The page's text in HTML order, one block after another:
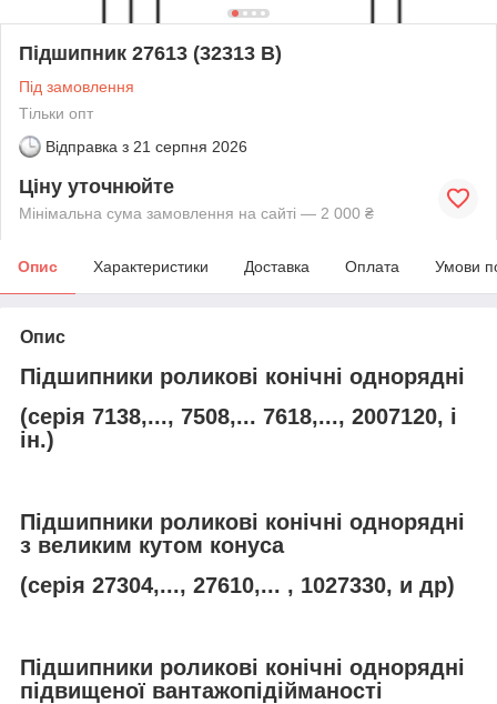
Підшипник 27613 (32313 В)
Під замовлення
Тільки опт
Відправка з 21 серпня 2026
Ціну уточнюйте
Мінімальна сума замовлення на сайті — 2 000 ₴
Опис Характеристики Доставка Оплата Умови
Опис
Підшипники роликові конічні однорядні
(серія 7138,..., 7508,... 7618,..., 2007120, і
ін.)
Підшипники роликові конічні однорядні
з великим кутом конуса
(серія 27304,..., 27610,... , 1027330, и др)
Підшипники роликові конічні однорядні
підвищеної вантажопідійманості